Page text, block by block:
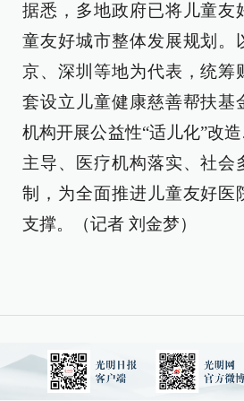
据悉，多地政府已将儿童友
童友好城市整体发展规划。
京、深圳等地为代表，统筹
套设立儿童健康慈善帮扶基
机构开展公益性“适儿化”改
主导、医疗机构落实、社会
制，为全面推进儿童友好医
支撑。（记者 刘金梦）